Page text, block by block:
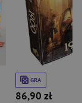
GRA
86,90 zł